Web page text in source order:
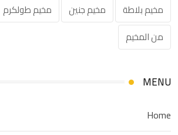
مخيم بلاطة
مخيم جنين مخيم طولكرم
من المخيم
MENU
Home